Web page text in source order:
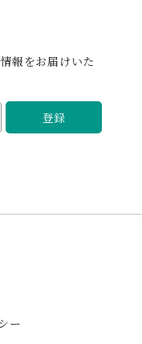
ウちゃん、玄関に
でくれますように
ました🙏💖
報をお届けいた
登録
ー